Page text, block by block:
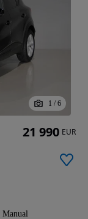
1 / 6
Manual
21 990 EUR